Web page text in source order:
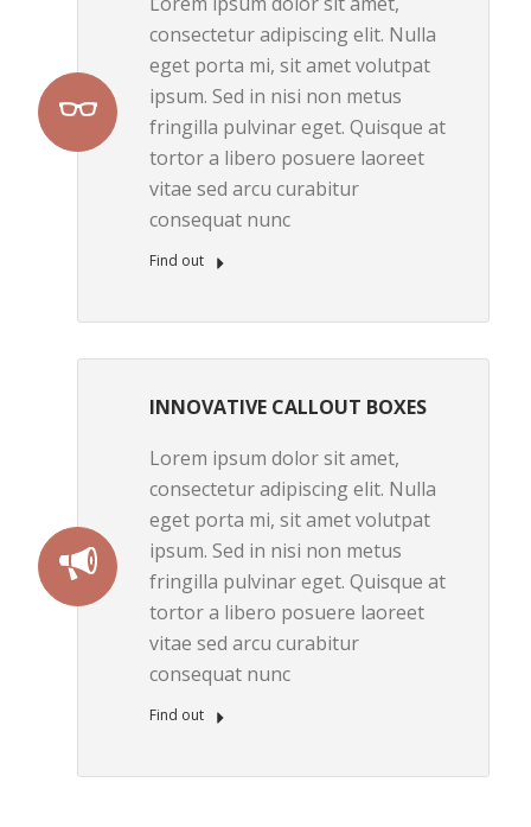
consectetur adipiscing elit. Nulla
eget porta mi, sit amet volutpat
ipsum. Sed in nisi non metus
fringilla pulvinar eget. Quisque at
tortor a libero posuere laoreet
vitae sed arcu curabitur
consequat nunc
Find out
INNOVATIVE CALLOUT BOXES
Lorem ipsum dolor sit amet,
consectetur adipiscing elit. Nulla
eget porta mi, sit amet volutpat
ipsum. Sed in nisi non metus
fringilla pulvinar eget. Quisque at
tortor a libero posuere laoreet
vitae sed arcu curabitur
consequat nunc
Find out